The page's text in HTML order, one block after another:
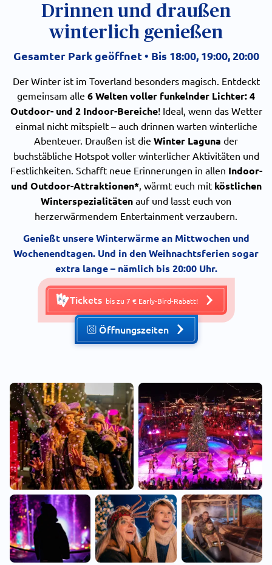
Drinnen und draußen
winterlich genießen
Gesamter Park geöffnet • Bis 18:00, 19:00, 20:00
Der Winter ist im Toverland besonders magisch. Entdeckt
gemeinsam alle 6 Welten voller funkelnder Lichter: 4
Outdoor- und 2 Indoor-Bereiche! Ideal, wenn das Wetter
einmal nicht mitspielt – auch drinnen warten winterliche
Abenteuer. Draußen ist die Winter Laguna der
buchstäbliche Hotspot voller winterlicher Aktivitäten und
Festlichkeiten. Schafft neue Erinnerungen in allen Indoor-
und Outdoor-Attraktionen*, wärmt euch mit köstlichen
Winterspezialitäten auf und lasst euch von
herzerwärmendem Entertainment verzaubern.
Genießt unsere Winterwärme an Mittwochen und
Wochenendtagen. Und in den Weihnachtsferien sogar
extra lange – nämlich bis 20:00 Uhr.
Tickets bis zu 7 € Early-Bird-Rabatt!
Öffnungszeiten